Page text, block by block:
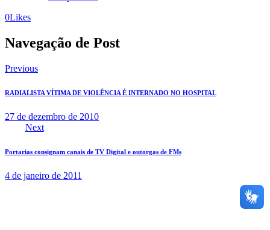
0Likes
Navegação de Post
Previous
RADIALISTA VÍTIMA DE VIOLÊNCIA É INTERNADO NO HOSPITAL
27 de dezembro de 2010
Next
Portarias consignam canais de TV Digital e outorgas de FMs
4 de janeiro de 2011